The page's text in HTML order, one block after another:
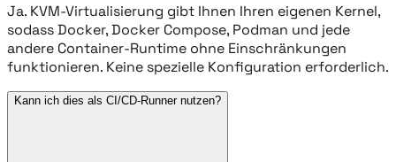
Ja. KVM-Virtualisierung gibt Ihnen Ihren eigenen Kernel,
sodass Docker, Docker Compose, Podman und jede
andere Container-Runtime ohne Einschränkungen
funktionieren. Keine spezielle Konfiguration erforderlich.
Kann ich dies als CI/CD-Runner nutzen?